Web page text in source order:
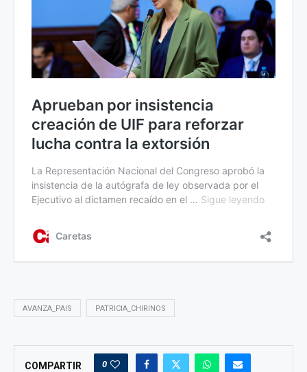
AVANZA_PAIS PATRICIA_CHIRINOS
COMPARTIR 0